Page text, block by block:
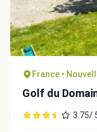
France •
Golf du
3.75/